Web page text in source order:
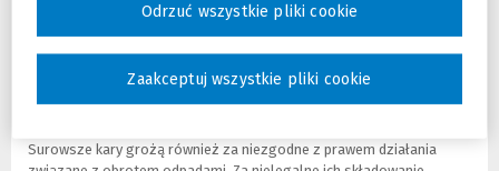
zanieczyszczanie wody, powietrza lub powierzchni ziemi
substancją albo promieniowaniem jonizującym do tego stopnia,
że może to zagrozić życiu lub zdrowiu człowieka - do 8 lat
pozbawienia wolności.
Surowsze kary grożą również za niezgodne z prawem działania
Odrzuć wszystkie pliki cookie
Zaakceptuj wszystkie pliki cookie